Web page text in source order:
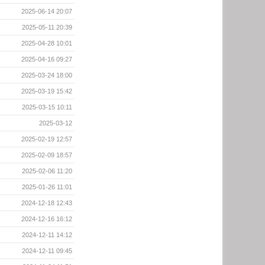
2025-06-14 20:07
2025-05-11 20:39
2025-04-28 10:01
2025-04-16 09:27
2025-03-24 18:00
2025-03-19 15:42
2025-03-15 10:11
2025-03-12
2025-02-19 12:57
2025-02-09 18:57
2025-02-06 11:20
2025-01-26 11:01
2024-12-18 12:43
2024-12-16 16:12
2024-12-11 14:12
2024-12-11 09:45